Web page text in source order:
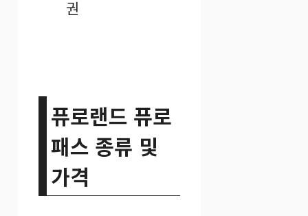
퓨로랜드 퓨로
패스 종류 및
가격